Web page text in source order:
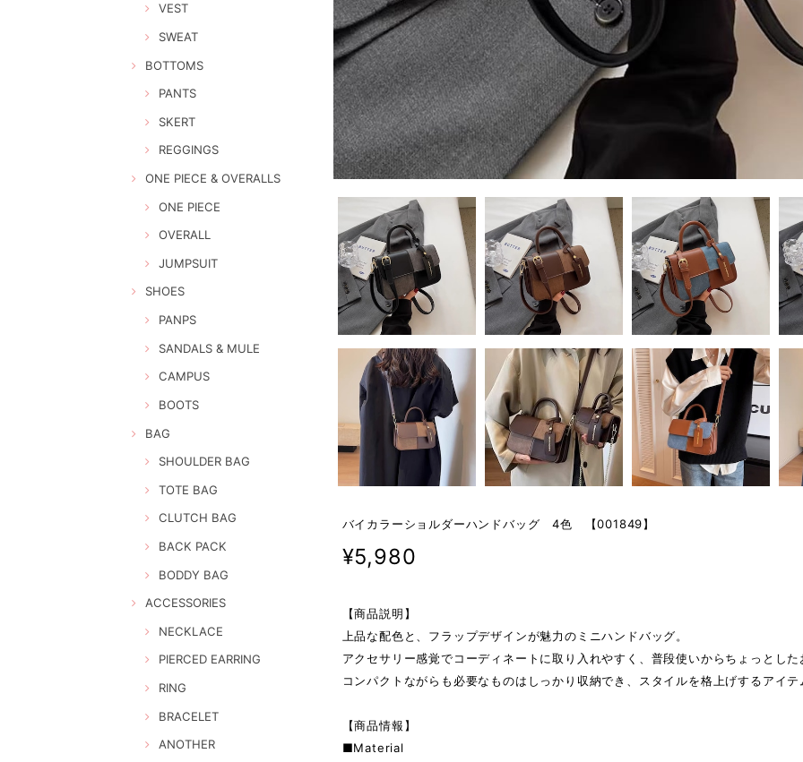
VEST
SWEAT
BOTTOMS
PANTS
SKERT
REGGINGS
ONE PIECE & OVERALLS
ONE PIECE
OVERALL
JUMPSUIT
SHOES
PANPS
SANDALS & MULE
CAMPUS
BOOTS
BAG
SHOULDER BAG
TOTE BAG
CLUTCH BAG
BACK PACK
BODDY BAG
ACCESSORIES
NECKLACE
PIERCED EARRING
RING
BRACELET
ANOTHER
バイカラーショルダーハンドバッグ 4色 【001849】
¥5,980
【商品説明】
上品な配色と、フラップデザインが魅力のミニハンドバッグ。
アクセサリー感覚でコーディネートに取り入れやすく、普段使いからちょっとし
コンパクトながらも必要なものはしっかり収納でき、スタイルを格上げするアイ
【商品情報】
■Material